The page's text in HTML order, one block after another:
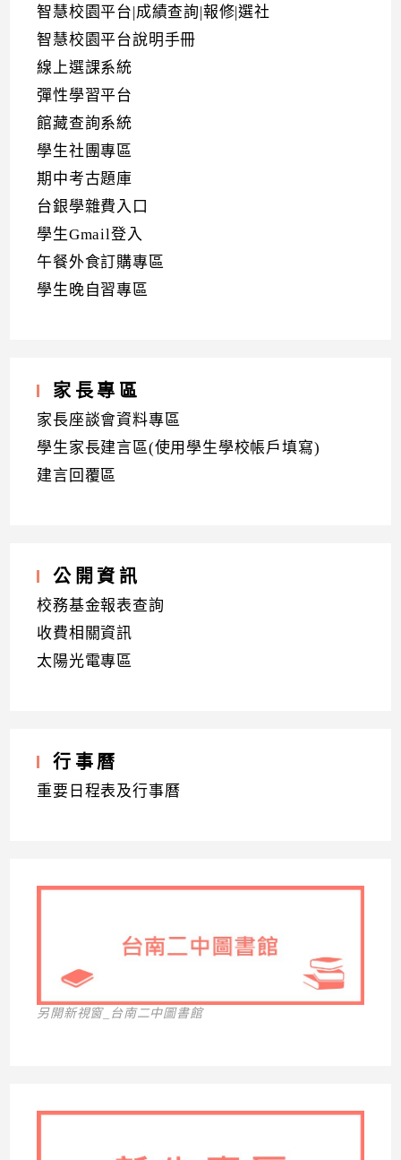
智慧校園平台|成績查詢|報修|選社
智慧校園平台說明手冊
線上選課系統
彈性學習平台
館藏查詢系統
學生社團專區
期中考古題庫
台銀學雜費入口
學生Gmail登入
午餐外食訂購專區
學生晚自習專區
家長專區
家長座談會資料專區
學生家長建言區(使用學生學校帳戶填寫)
建言回覆區
公開資訊
校務基金報表查詢
收費相關資訊
太陽光電專區
行事曆
重要日程表及行事曆
另開新視窗_台南二中圖書館